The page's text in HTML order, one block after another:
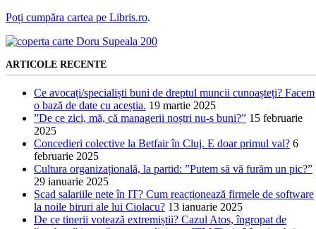
Poți cumpăra cartea pe Libris.ro.
ARTICOLE RECENTE
Ce avocați/specialiști buni de dreptul muncii cunoașteți? Facem
o bază de date cu aceștia. 19 martie 2025
”De ce zici, mă, că managerii noștri nu-s buni?” 15 februarie
2025
Concedieri colective la Betfair în Cluj. E doar primul val? 6
februarie 2025
Cultura organizațională, la partid: ”Putem să vă furăm un pic?”
29 ianuarie 2025
Scad salariile nete în IT? Cum reacționează firmele de software
la noile biruri ale lui Ciolacu? 13 ianuarie 2025
De ce tinerii votează extremiștii? Cazul Atos, îngropat de